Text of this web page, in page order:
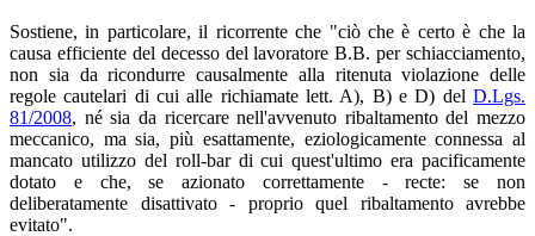
Sostiene, in particolare, il ricorrente che "ciò che è certo è che la
causa efficiente del decesso del lavoratore B.B. per schiacciamento,
non sia da ricondurre causalmente alla ritenuta violazione delle
regole cautelari di cui alle richiamate lett. A), B) e D) del D.Lgs.
81/2008, né sia da ricercare nell'avvenuto ribaltamento del mezzo
meccanico, ma sia, più esattamente, eziologicamente connessa al
mancato utilizzo del roll-bar di cui quest'ultimo era pacificamente
dotato e che, se azionato correttamente - recte: se non
deliberatamente disattivato - proprio quel ribaltamento avrebbe
evitato".